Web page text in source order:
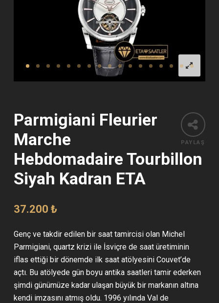
PAYLAŞ
Parmigiani Fleurier
Marche
Hebdomadaire Tourbillon
Siyah Kadran ETA
37.200₺
Genç ve takdir edilen bir saat tamircisi olan Michel
Parmigiani, quartz krizi ile İsviçre de saat üretiminin
iflas ettiği bir dönemde ilk saat atölyesini Couvet’de
açtı. Bu atölyede gün boyu antika saatleri tamir ederken
şimdi günümüze kadar ulaşan büyük bir markanın altına
kendi imzasını atmış oldu. 1996 yılında Val de